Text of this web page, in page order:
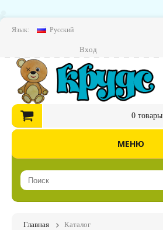
Язык: Русский
Вход
0товары
МЕНЮ
Главная Каталог